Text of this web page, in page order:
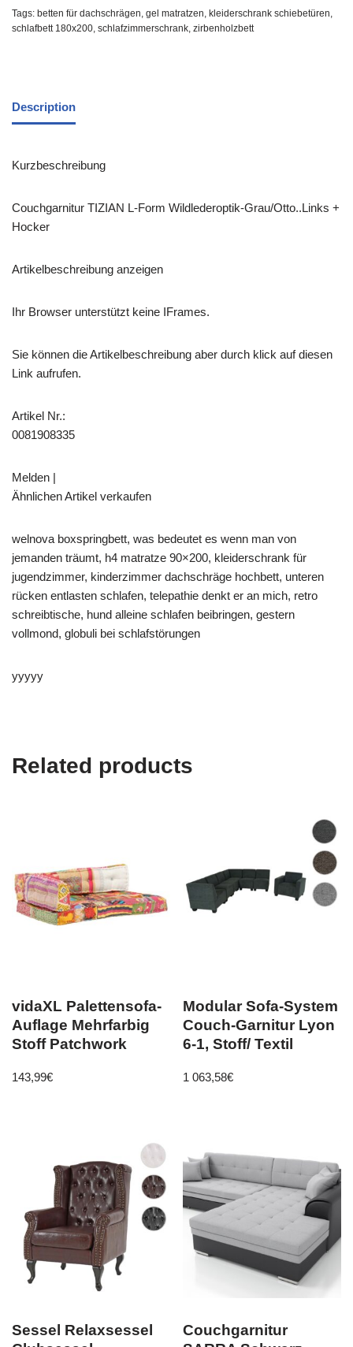
Tags: betten für dachschrägen, gel matratzen, kleiderschrank schiebetüren,
schlafbett 180x200, schlafzimmerschrank, zirbenholzbett
Description
Kurzbeschreibung
Couchgarnitur TIZIAN L-Form Wildlederoptik-Grau/Otto..Links +
Hocker
Artikelbeschreibung anzeigen
Ihr Browser unterstützt keine IFrames.
Sie können die Artikelbeschreibung aber durch klick auf diesen
Link aufrufen.
Artikel Nr.:
0081908335
Melden |
Ähnlichen Artikel verkaufen
welnova boxspringbett, was bedeutet es wenn man von
jemanden träumt, h4 matratze 90×200, kleiderschrank für
jugendzimmer, kinderzimmer dachschräge hochbett, unteren
rücken entlasten schlafen, telepathie denkt er an mich, retro
schreibtische, hund alleine schlafen beibringen, gestern
vollmond, globuli bei schlafstörungen
yyyyy
Related products
vidaXL Palettensofa-
Auflage Mehrfarbig
Stoff Patchwork
143,99€
Modular Sofa-System
Couch-Garnitur Lyon
6-1, Stoff/ Textil
1 063,58€
Sessel Relaxsessel
Couchgarnitur